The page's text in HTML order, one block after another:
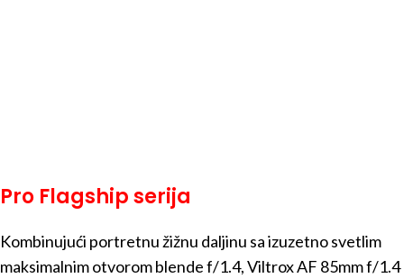
Pro Flagship serija
Kombinujući portretnu žižnu daljinu sa izuzetno svetlim
maksimalnim otvorom blende f/1.4, Viltrox AF 85mm f/1.4